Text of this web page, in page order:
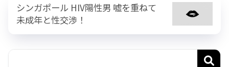
シンガポール HIV陽性男 嘘を重ねて
未成年と性交渉！